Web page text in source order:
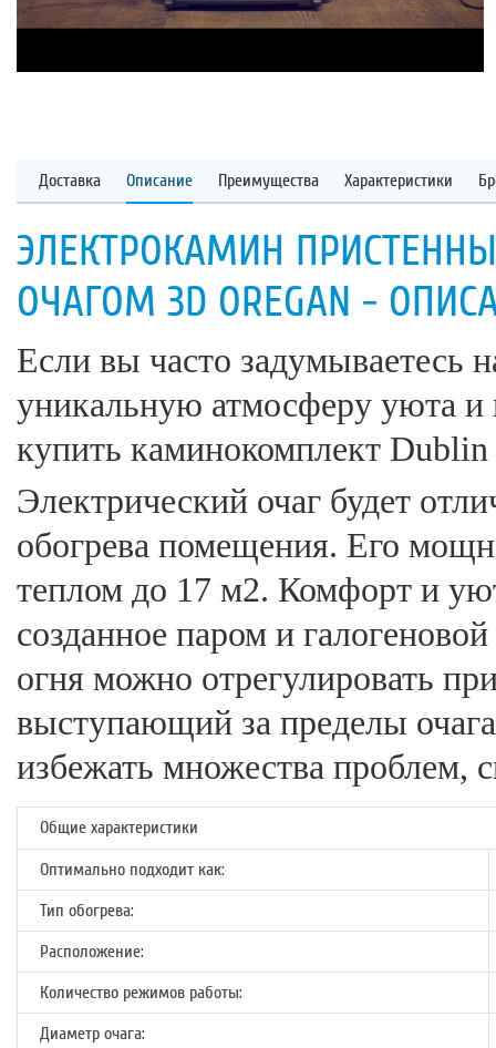
Доставка Описание Преимущества Характеристики
ЭЛЕКТРОКАМИН ПРИСТЕННЫЙ
ОЧАГОМ 3D OREGAN -
Если вы часто задумываетесь
уникальную атмосферу уюта
купить каминокомплект
Электрический очаг будет
обогрева помещения. Его
теплом до 17 м2. Комфорт и
созданное паром и
огня можно отрегулировать
выступающий за пределы
избежать множества проблем,
Общие характеристики
Оптимально подходит как:
Тип обогрева:
Расположение:
Количество режимов работы:
Диаметр очага: